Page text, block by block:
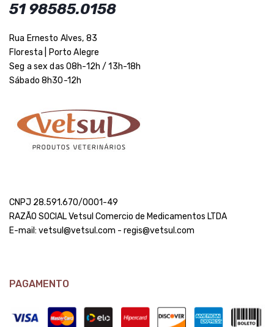
51 98585.0158
Rua Ernesto Alves, 83
Floresta | Porto Alegre
Seg a sex das 08h-12h / 13h-18h
Sábado 8h30-12h
CNPJ 28.591.670/0001-49
RAZÃO SOCIAL Vetsul Comercio de Medicamentos LTDA
E-mail: vetsul@vetsul.com - regis@vetsul.com
PAGAMENTO